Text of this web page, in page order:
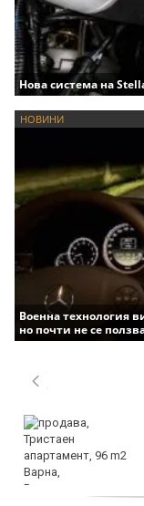
Нова система на
НОВИНИ
Военна технология
но почти не се